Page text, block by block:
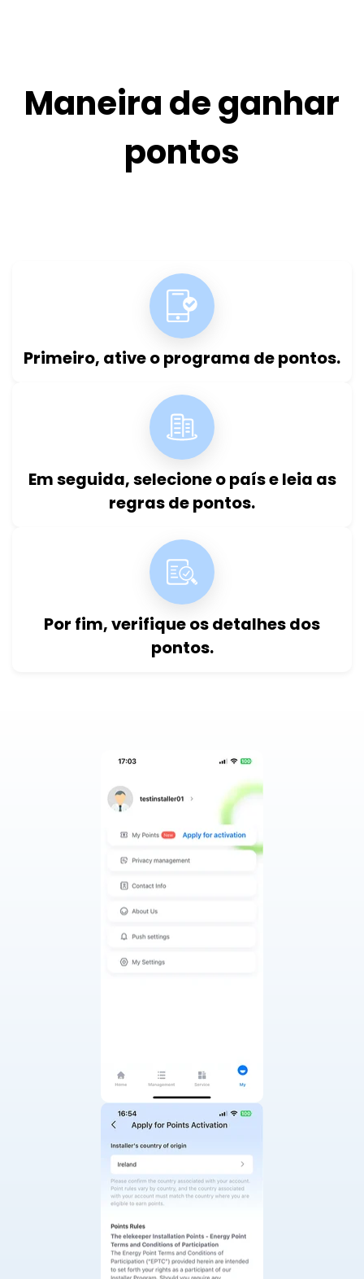
Maneira de ganhar
pontos
Primeiro, ative o programa de pontos.
Em seguida, selecione o país e leia as
regras de pontos.
Por fim, verifique os detalhes dos
pontos.